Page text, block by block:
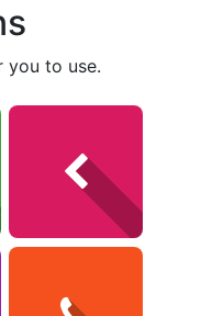
you to use.